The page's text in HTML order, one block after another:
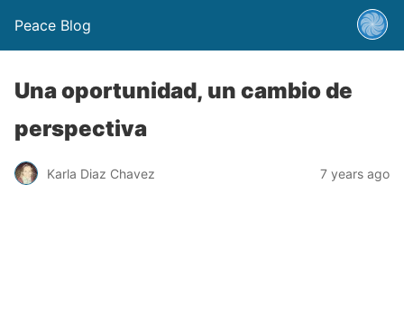
Peace Blog
Una oportunidad, un cambio de
perspectiva
Karla Diaz Chavez 7 years ago